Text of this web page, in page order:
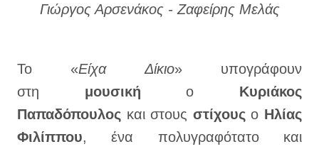
Γιώργος Αρσενάκος - Ζαφείρης Μελάς
Το «Είχα Δίκιο» υπογράφουν
στη μουσικήο Κυριάκος
Παπαδόπουλος και στους στίχουςο Ηλίας
Φιλίππου, ένα πολυγραφότατο και